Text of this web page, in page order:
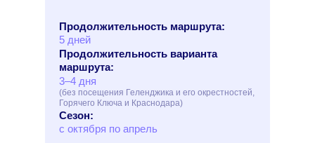
Продолжительность маршрута:
5 дней
Продолжительность варианта
маршрута:
3–4 дня
(без посещения Геленджика и его окрестностей,
Горячего Ключа и Краснодара)
Сезон:
с октября по апрель